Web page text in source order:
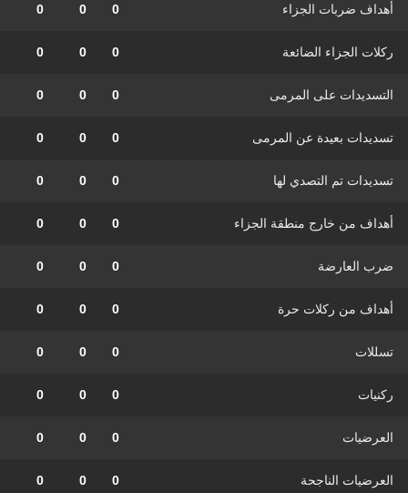
أهداف ضربات الجزاء 0
0
0
ركلات الجزاء الضائعة 0
0
0
التسديدات على المرمى 0
0
0
تسديدات بعيدة عن المرمى 0
0
0
تسديدات تم التصدي لها 0
0
0
أهداف من خارج منطقة الجزاء 0
0
0
ضرب العارضة 0
0
0
أهداف من ركلات حرة 0
0
0
تسللات 0
0
0
ركنيات 0
0
0
العرضيات 0
0
0
العرضيات الناجحة 0
0
0